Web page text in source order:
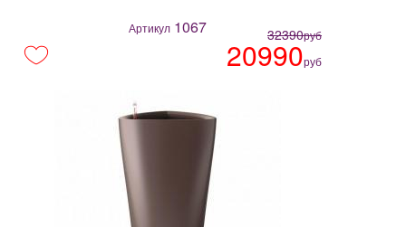
Артикул 1067 32390руб
20990руб